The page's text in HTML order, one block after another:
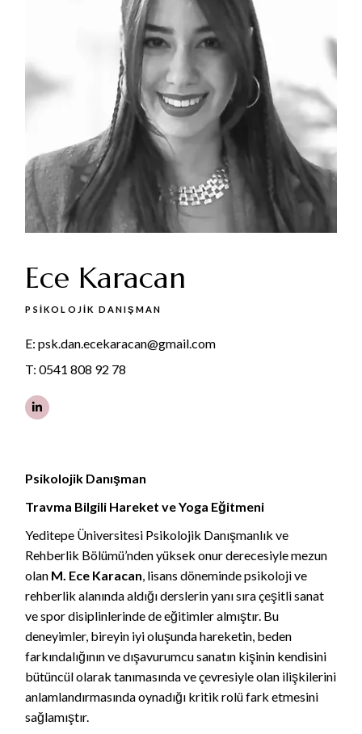
Ece Karacan
PSIKOLOJIK DANIŞMAN
E: psk.dan.ecekaracan@gmail.com
T: 0541 808 92 78
Psikolojik Danışman
Travma Bilgili Hareket ve Yoga Eğitmeni
Yeditepe Üniversitesi Psikolojik Danışmanlık ve
Rehberlik Bölümü’nden yüksek onur derecesiyle mezun
olan M. Ece Karacan, lisans döneminde psikoloji ve
rehberlik alanında aldığı derslerin yanı sıra çeşitli sanat
ve spor disiplinlerinde de eğitimler almıştır. Bu
deneyimler, bireyin iyi oluşunda hareketin, beden
farkındalığının ve dışavurumcu sanatın kişinin kendisini
bütüncül olarak tanımasında ve çevresiyle olan ilişkilerini
anlamlandırmasında oynadığı kritik rolü fark etmesini
sağlamıştır.